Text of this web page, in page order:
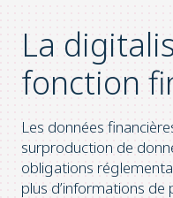
La
fonction
Les données
surproduction de
obligations
plus d’informations de